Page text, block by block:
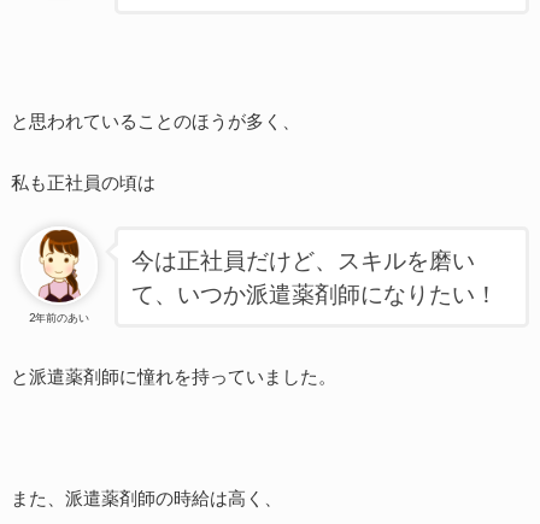
と思われていることのほうが多く、
私も正社員の頃は
2年前のあい
今は正社員だけど、スキルを磨い
て、いつか派遣薬剤師になりたい！
と派遣薬剤師に憧れを持っていました。
また、派遣薬剤師の時給は高く、